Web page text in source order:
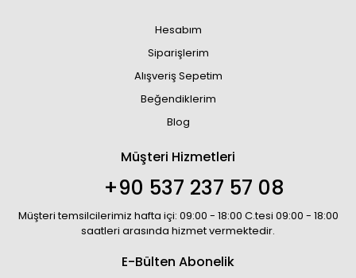
Hesabım
Siparişlerim
Alışveriş Sepetim
Beğendiklerim
Blog
Müşteri Hizmetleri
+90 537 237 57 08
Müşteri temsilcilerimiz hafta içi: 09:00 - 18:00 C.tesi 09:00 - 18:00
saatleri arasında hizmet vermektedir.
E-Bülten Abonelik